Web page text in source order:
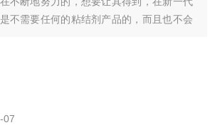
不需要任何的粘结剂产品的，而且也不会
07